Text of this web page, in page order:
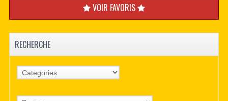
VOIR FAVORIS
RECHERCHE